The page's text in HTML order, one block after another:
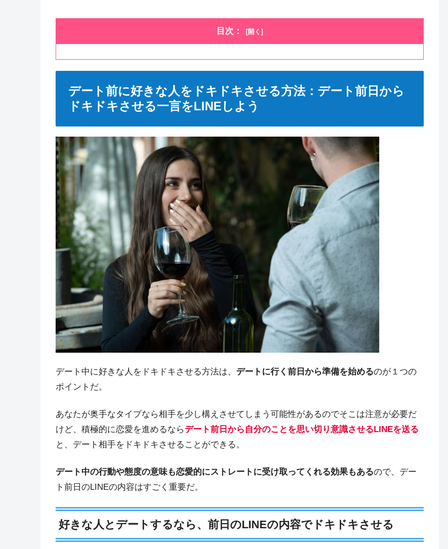
目次：
デート前に好きな人をドキドキさせる方法：デート前日から
ドキドキさせる一言をLINEしよう
デート中に好きな人をドキドキさせる方法は、 デートに行く前日から準備を始めるのが１つの
ポイントだ。
あなたが奥手なタイプなら相手を少し構えさせてしまう可能性があるのでそこは注意が必要だ
けど、積極的に恋愛を進めるならデート前日から自分のことを思い切り意識させるLINEを送る
と、デート相手をドキドキさせることができる。
デート中の行動や態度の意味も恋愛的にストレートに受け取ってくれる効果もあるので、デー
ト前日のLINEの内容はすごく重要だ。
好きな人とデートするなら、前日のLINEの内容でドキドキさせる